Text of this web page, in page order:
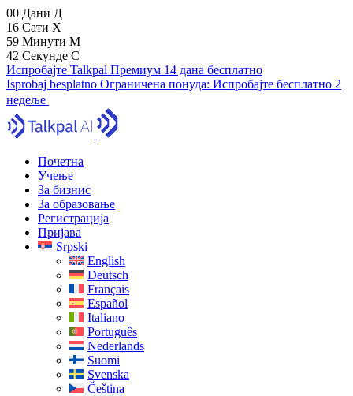
00 Дани Д
16 Сати Х
59 Минути М
41 Секунде С
Испробајте Talkpal Премиум 14 дана бесплатно
Isprobaj besplatno Ограничена понуда: Испробајте бесплатно 2
недеље
Почетна
Учење
За бизнис
За образовање
Регистрација
Пријава
Srpski
English
Deutsch
Français
Español
Italiano
Português
Nederlands
Suomi
Svenska
Čeština